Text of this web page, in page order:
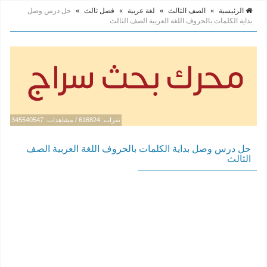
الرئيسية » الصف الثالث » لغة عربية » فصل ثالث » حل درس وصل
بداية الكلمات بالحروف اللغة العربية الصف الثالث
نقرات: 616824 / مشاهدات: 345540547
حل درس وصل بداية الكلمات بالحروف اللغة العربية الصف
الثالث